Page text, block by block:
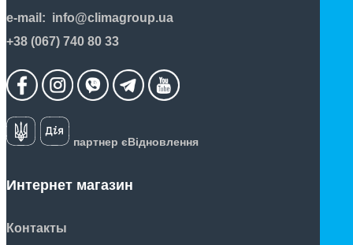
e-mail: info@climagroup.ua
+38 (067) 740 80 33
партнер єВідновлення
Интернет магазин
Контакты